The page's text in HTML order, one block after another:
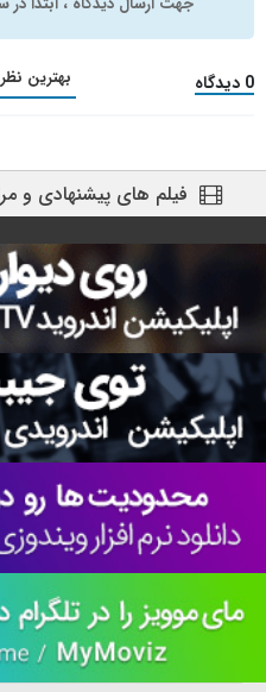
0 دیدگاه بهترین نظر
فیلم های پیشنهادی و